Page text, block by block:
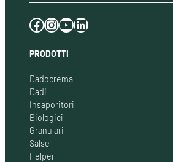
Facebook Instagram YouTube LinkedIn
PRODOTTI
Dadocrema
Dadi
Insaporitori
Biologici
Granulari
Salse
Helper